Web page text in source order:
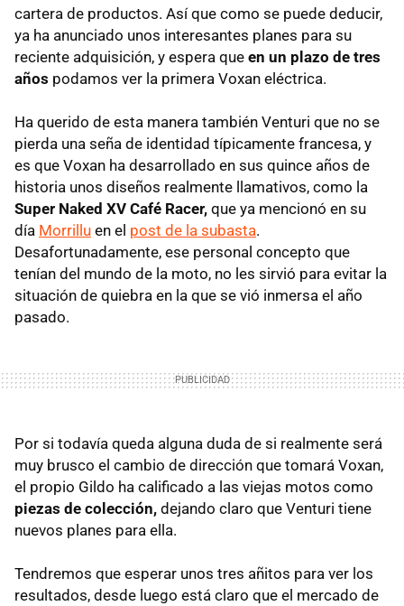
cartera de productos. Así que como se puede deducir,
ya ha anunciado unos interesantes planes para su
reciente adquisición, y espera que en un plazo de tres
años podamos ver la primera Voxan eléctrica.
Ha querido de esta manera también Venturi que no se
pierda una seña de identidad típicamente francesa, y
es que Voxan ha desarrollado en sus quince años de
historia unos diseños realmente llamativos, como la
Super Naked XV Café Racer, que ya mencionó en su
día Morrillu en el post de la subasta.
Desafortunadamente, ese personal concepto que
tenían del mundo de la moto, no les sirvió para evitar la
situación de quiebra en la que se vió inmersa el año
pasado.
Por si todavía queda alguna duda de si realmente será
muy brusco el cambio de dirección que tomará Voxan,
el propio Gildo ha calificado a las viejas motos como
piezas de colección, dejando claro que Venturi tiene
nuevos planes para ella.
Tendremos que esperar unos tres añitos para ver los
resultados, desde luego está claro que el mercado de